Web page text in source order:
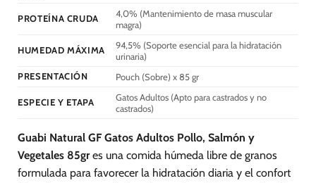
PROTEÍNA CRUDA
4,0% (Mantenimiento de masa muscular
magra)
HUMEDAD MÁXIMA
94,5% (Soporte esencial para la hidratación
urinaria)
PRESENTACIÓN
Pouch (Sobre) x 85 gr
ESPECIE Y ETAPA
Gatos Adultos (Apto para castrados y no
castrados)
Guabi Natural GF Gatos Adultos Pollo, Salmón y
Vegetales 85gres una comida húmeda libre de granos
formulada para favorecer la hidratación diaria y el confort